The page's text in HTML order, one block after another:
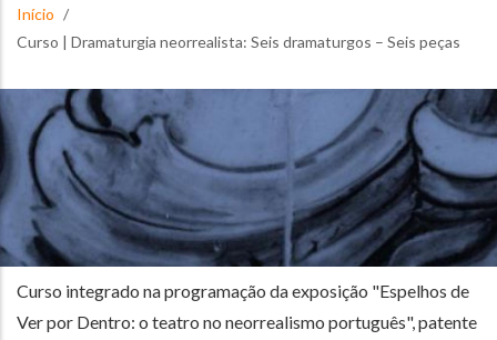
Início
Curso | Dramaturgia neorrealista: Seis dramaturgos – Seis peças
Curso integrado na programação da exposição "Espelhos de
Ver por Dentro: o teatro no neorrealismo português", patente